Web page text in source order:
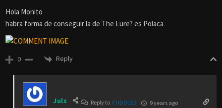
Hola Monito
habra forma de conseguir la de The Lure? es Polaca
0 Reply
Juls Reply to CUDDLES 9 years ago